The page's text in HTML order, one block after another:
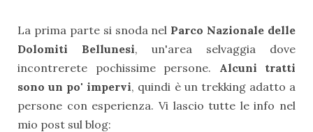
La prima parte si snoda nel Parco Nazionale delle
Dolomiti Bellunesi, un'area selvaggia dove
incontrerete pochissime persone. Alcuni tratti
sono un po' impervi, quindi è un trekking adatto a
persone con esperienza. Vi lascio tutte le info nel
mio post sul blog: